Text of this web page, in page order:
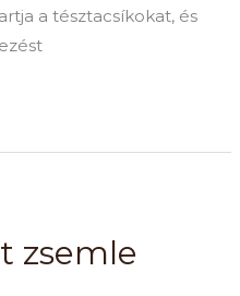
a tésztacsíkokat, és
zsemle